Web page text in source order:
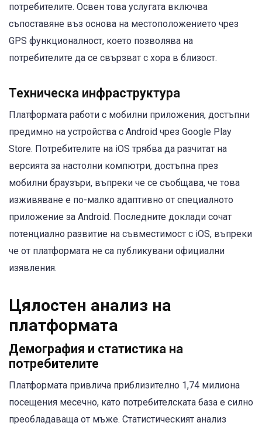
потребителите. Освен това услугата включва
съпоставяне въз основа на местоположението чрез
GPS функционалност, което позволява на
потребителите да се свързват с хора в близост.
Техническа инфраструктура
Платформата работи с мобилни приложения, достъпни
предимно на устройства с Android чрез Google Play
Store. Потребителите на iOS трябва да разчитат на
версията за настолни компютри, достъпна през
мобилни браузъри, въпреки че се съобщава, че това
изживяване е по-малко адаптивно от специалното
приложение за Android. Последните доклади сочат
потенциално развитие на съвместимост с iOS, въпреки
че от платформата не са публикувани официални
изявления.
Цялостен анализ на
платформата
Демография и статистика на
потребителите
Платформата привлича приблизително 1,74 милиона
посещения месечно, като потребителската база е силно
преобладаваща от мъже. Статистическият анализ